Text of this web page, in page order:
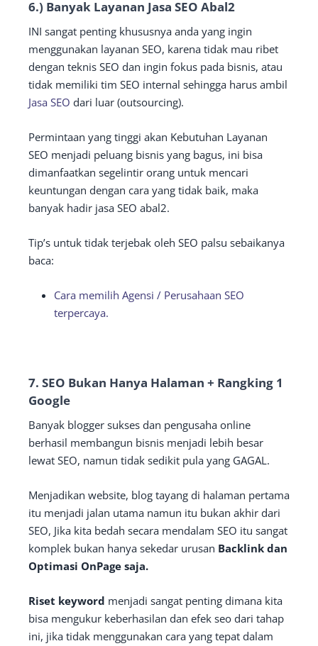
6.) Banyak Layanan Jasa SEO Abal2
INI sangat penting khususnya anda yang ingin
menggunakan layanan SEO, karena tidak mau ribet
dengan teknis SEO dan ingin fokus pada bisnis, atau
tidak memiliki tim SEO internal sehingga harus ambil
Jasa SEO dari luar (outsourcing).
Permintaan yang tinggi akan Kebutuhan Layanan
SEO menjadi peluang bisnis yang bagus, ini bisa
dimanfaatkan segelintir orang untuk mencari
keuntungan dengan cara yang tidak baik, maka
banyak hadir jasa SEO abal2.
Tip’s untuk tidak terjebak oleh SEO palsu sebaikanya
baca:
Cara memilih Agensi / Perusahaan SEO
terpercaya.
7. SEO Bukan Hanya Halaman + Rangking 1
Google
Banyak blogger sukses dan pengusaha online
berhasil membangun bisnis menjadi lebih besar
lewat SEO, namun tidak sedikit pula yang GAGAL.
Menjadikan website, blog tayang di halaman pertama
itu menjadi jalan utama namun itu bukan akhir dari
SEO, Jika kita bedah secara mendalam SEO itu sangat
komplek bukan hanya sekedar urusan Backlink dan
Optimasi OnPage saja.
Riset keyword menjadi sangat penting dimana kita
bisa mengukur keberhasilan dan efek seo dari tahap
ini, jika tidak menggunakan cara yang tepat dalam